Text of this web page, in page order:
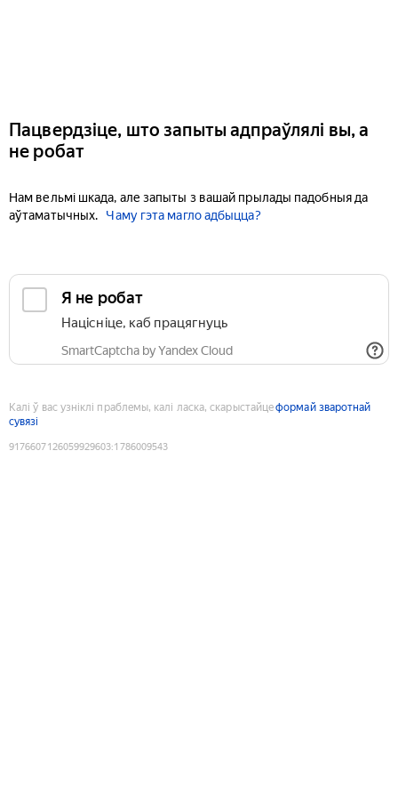
Пацвердзіце, што запыты адпраўлялі вы, а
не робат
Нам вельмі шкада, але запыты з вашай прылады падобныя да
аўтаматычных.
Чаму гэта магло адбыцца?
Я не робат
Націсніце, каб працягнуць
SmartCaptcha by Yandex Cloud
Калі ў вас узніклі праблемы, калі ласка, скарыстайцеформай зваротнай
сувязі
9176607126059929603:1786009543